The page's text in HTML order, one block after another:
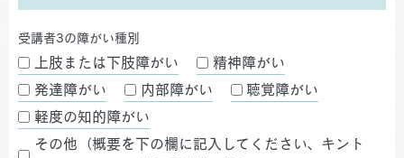
受講者3の障がい種別
上肢または下肢障がい
精神障がい
発達障がい
内部障がい
聴覚障がい
軽度の知的障がい
その他（概要を下の欄に記入してください、キント